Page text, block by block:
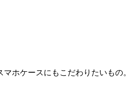
ホケースにもこだわりたいもの。